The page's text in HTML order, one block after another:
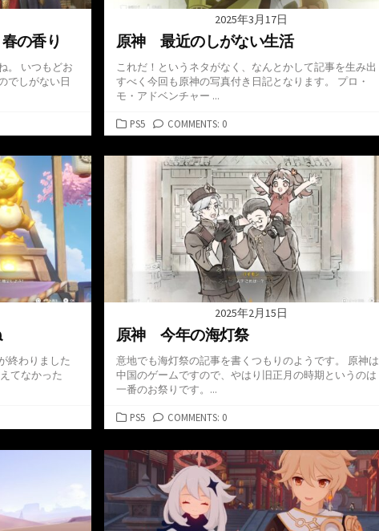
の香り
。 いつもどお
でしがない日
2025年3月17日
原神 最近のしがない生活
これだ！というネタがなく、なんとかして記事を生み出
すべく今回も原神の写真付き日記となります。 プロ・
モ・アドベンチャー ...
カ
テ
ゴ
PS5 COMMENTS: 0
終わりました
てなかった
2025年2月15日
原神 今年の海灯祭
意地でも海灯祭の記事を書くつもりのようです。 原神は
中国のゲームですので、やはり旧正月の時期というのは
一番のお祭りです。...
カ
テ
ゴ
PS5 COMMENTS: 0